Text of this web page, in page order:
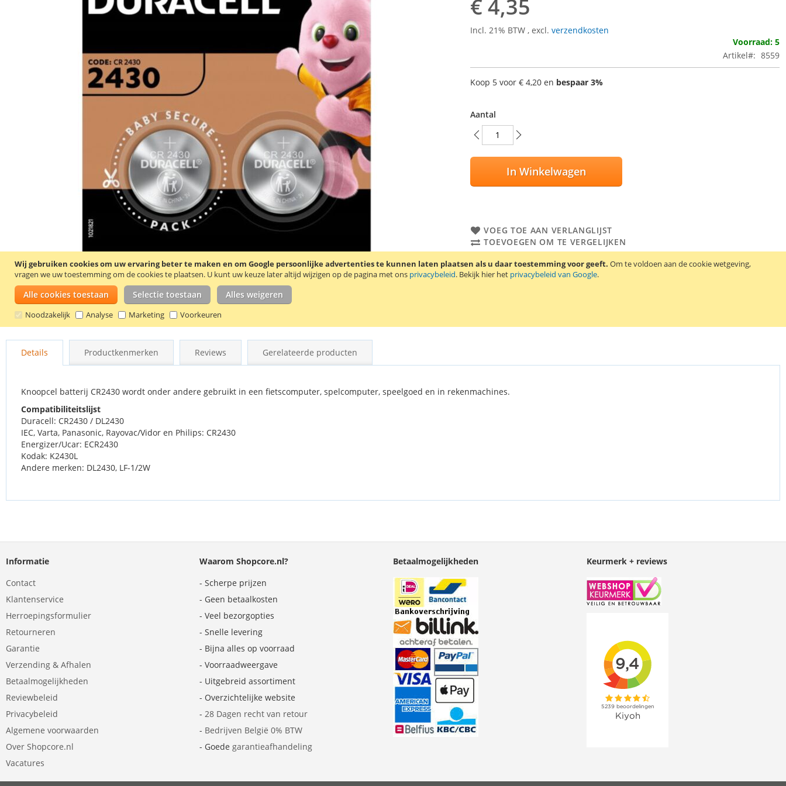
Wij gebruiken cookies om uw ervaring beter te maken en om Google persoonlijke advertenties te kunnen laten plaatsen als u daar toestemming voor geeft. Om te voldoen aan de cookie wetgeving,
vragen we uw toestemming om de cookies te plaatsen. U kunt uw keuze later altijd wijzigen op de pagina met ons privacybeleid. Bekijk hier het privacybeleid van Google.
Alle cookies toestaan Selectie toestaan Alles weigeren
Noodzakelijk Analyse Marketing Voorkeuren
Ga
naar
afbeeldingen-
gallerij
€ 4,35
Incl. 21% BTW, excl.verzendkosten
Voorraad: 5
Artikel
8559
Koop 5 voor€ 4,20 en bespaar 3%
Aantal
In Winkelwagen
VOEG TOE AAN VERLANGLIJST
TOEVOEGEN OM TE VERGELIJKEN
Verpakking met 2 Duracell CR2430 lithium knoopcel batterijen.
Details Productkenmerken Reviews Gerelateerde producten
Knoopcel batterij CR2430 wordt onder andere gebruikt in een fietscomputer, spelcomputer, speelgoed en in rekenmachines.
Compatibiliteitslijst
Duracell: CR2430 / DL2430
IEC, Varta, Panasonic, Rayovac/Vidor en Philips: CR2430
Energizer/Ucar: ECR2430
Kodak: K2430L
Andere merken: DL2430, LF-1/2W
Informatie
Contact
Klantenservice
Herroepingsformulier
Retourneren
Garantie
Verzending & Afhalen
Betaalmogelijkheden
Reviewbeleid
Privacybeleid
Algemene voorwaarden
Over Shopcore.nl
Vacatures
Waarom Shopcore.nl?
- Scherpe prijzen
- Geen betaalkosten
- Veel bezorgopties
- Snelle levering
- Bijna alles op voorraad
- Voorraadweergave
- Uitgebreid assortiment
- Overzichtelijke website
- 28 Dagen recht van retour
- Bedrijven België 0% BTW
- Goede garantieafhandeling
Betaalmogelijkheden Keurmerk + reviews